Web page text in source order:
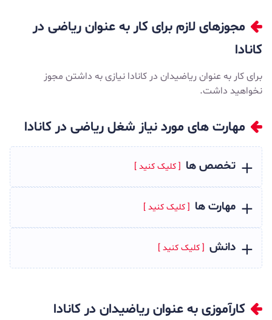
مجوزهای لازم برای کار به عنوان ریاضی در
کانادا
برای کار به عنوان ریاضیدان در کانادا نیازی به داشتن مجوز
نخواهید داشت.
مهارت ‌های مورد نیاز شغل ریاضی در کانادا
تخصص ها
مهارت ها
دانش
کارآموزی به عنوان ریاضیدان در کانادا